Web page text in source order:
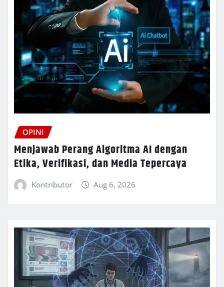
OPINI
Menjawab Perang Algoritma AI dengan
Etika, Verifikasi, dan Media Tepercaya
Kontributor Aug 6, 2026